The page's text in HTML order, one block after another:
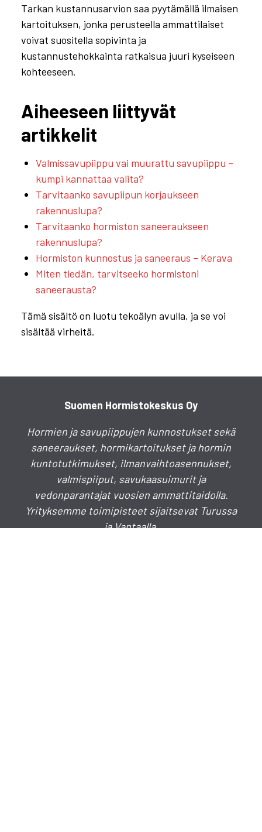
Tarkan kustannusarvion saa pyytämällä ilmaisen
kartoituksen, jonka perusteella ammattilaiset
voivat suositella sopivinta ja
kustannustehokkainta ratkaisua juuri kyseiseen
kohteeseen.
Aiheeseen liittyvät
artikkelit
Valmissavupiippu vai muurattu savupiippu –
kumpi kannattaa valita?
Tarvitaanko savupiipun korjaukseen
rakennuslupa?
Tarvitaanko hormiston saneeraukseen
rakennuslupa?
Hormiston kunnostus ja saneeraus – Kerava
Miten tiedän, tarvitseeko hormistoni
saneerausta?
Tämä sisältö on luotu tekoälyn avulla, ja se voi
sisältää virheitä.
Suomen Hormistokeskus Oy
Hormien ja savupiippujen kunnostukset sekä
saneeraukset, hormikartoitukset ja hormin
kuntotutkimukset, ilmanvaihtoasennukset,
valmispiiput, savukaasuimurit ja
vedonparantajat vuosien ammattitaidolla.
Yrityksemme toimipisteet sijaitsevat Turussa
ja Vantaalla.